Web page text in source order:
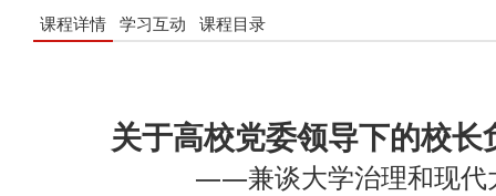
课程详情 学习互动 课程目录
关于高校党委领导下的校
——兼谈大学治理和现代